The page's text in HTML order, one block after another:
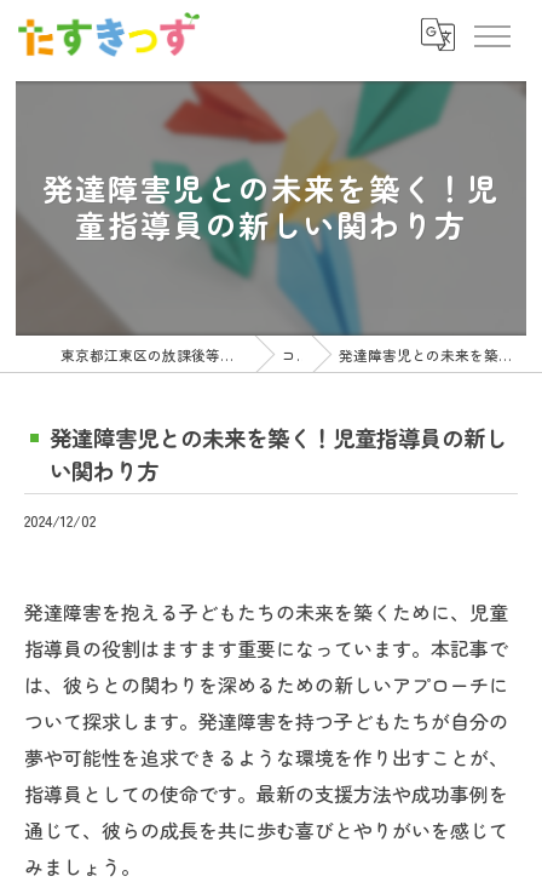
発達障害児との未来を築く！児
童指導員の新しい関わり方
東京都江東区の放課後等デイサービスの求人ならたすきっず コラム 発達障害児との未来を築く！児童指導員の新しい関わり方
発達障害児との未来を築く！児童指導員の新し
い関わり方
2024/12/02
発達障害を抱える子どもたちの未来を築くために、児童
指導員の役割はますます重要になっています。本記事で
は、彼らとの関わりを深めるための新しいアプローチに
ついて探求します。発達障害を持つ子どもたちが自分の
夢や可能性を追求できるような環境を作り出すことが、
指導員としての使命です。最新の支援方法や成功事例を
通じて、彼らの成長を共に歩む喜びとやりがいを感じて
みましょう。